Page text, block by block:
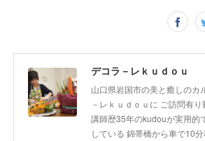
デコラ－レｋｕｄｏｕ
山口県岩国市の美と癒しのカ
－レｋｕｄｏｕに ご訪問有
講師歴35年のkudouが実用的
している 錦帯橋から車で10